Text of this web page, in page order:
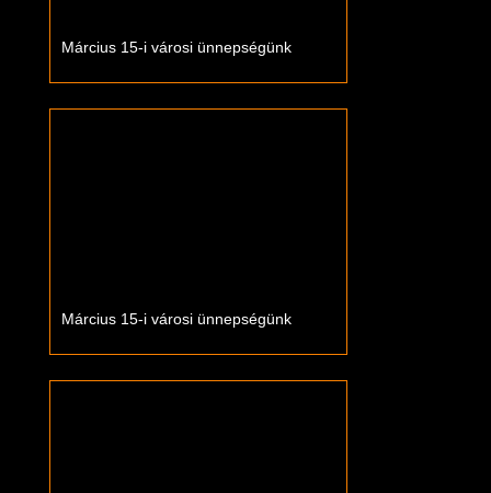
Március 15-i városi ünnepségünk
Március 15-i városi ünnepségünk